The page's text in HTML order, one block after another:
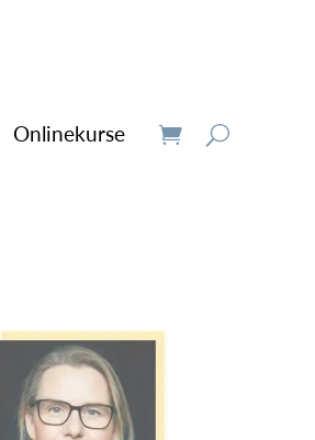
Onlinekurse